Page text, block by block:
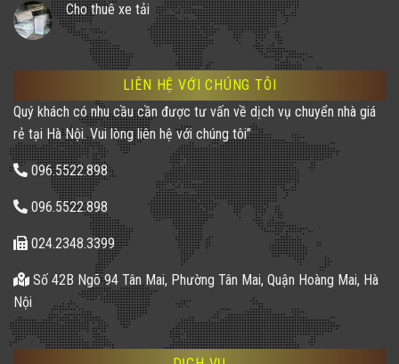
Cho thuê xe tải
LIÊN HỆ VỚI CHÚNG TÔI
Quý khách có nhu cầu cần được tư vấn về dịch vụ chuyển nhà giá
rẻ tại Hà Nội. Vui lòng liên hệ với chúng tôi”
096.5522.898
096.5522.898
024.2348.3399
Số 42B Ngõ 94 Tân Mai, Phường Tân Mai, Quận Hoàng Mai, Hà
Nội